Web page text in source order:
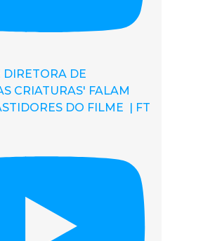
DIRETORA DE
CRIATURAS' FALAM
DO FILME | FT